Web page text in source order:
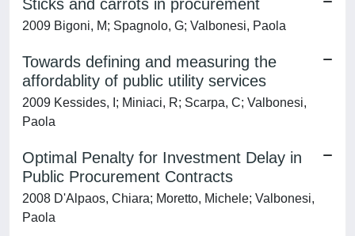
Sticks and carrots in procurement
2009 Bigoni, M; Spagnolo, G; Valbonesi, Paola
Towards defining and measuring the
affordablity of public utility services
2009 Kessides, I; Miniaci, R; Scarpa, C; Valbonesi,
Paola
Optimal Penalty for Investment Delay in
Public Procurement Contracts
2008 D'Alpaos, Chiara; Moretto, Michele; Valbonesi,
Paola